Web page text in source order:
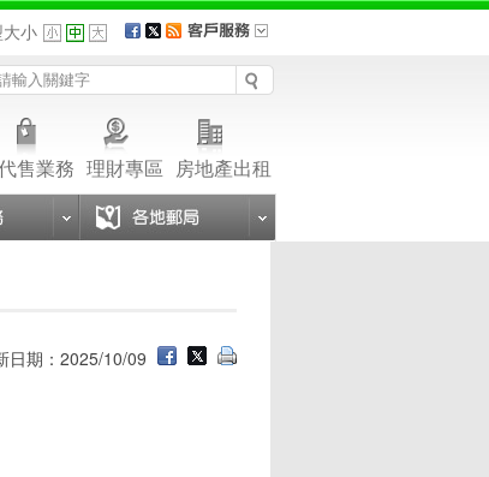
小
售業務 理財專區 房地產出租
日期：2025/10/09